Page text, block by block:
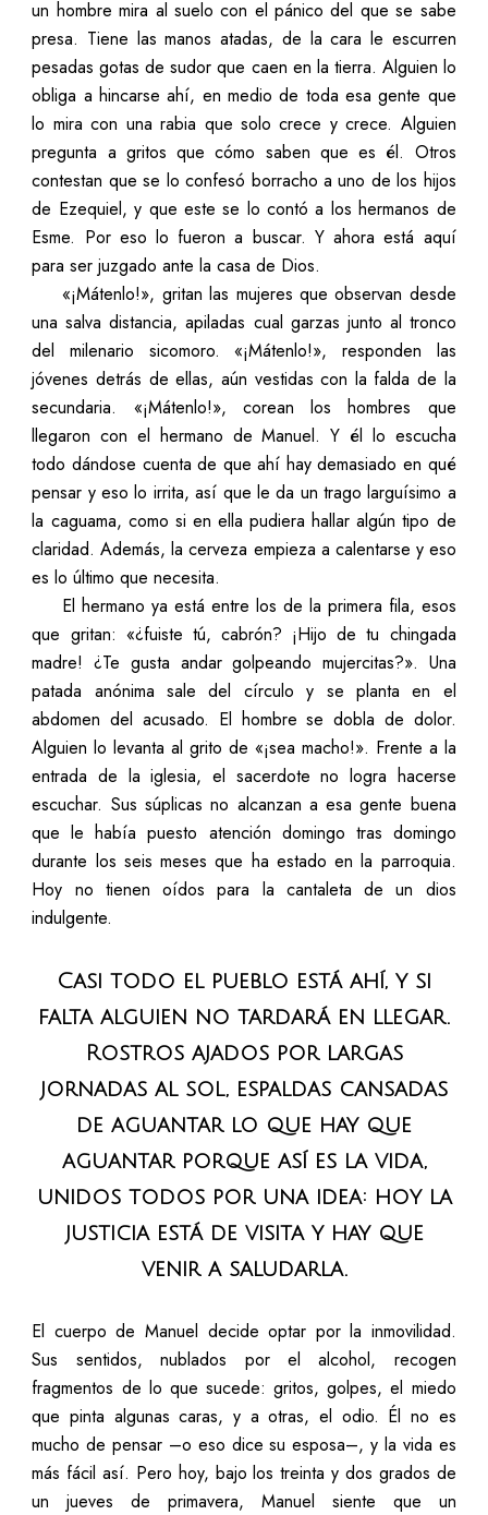
un hombre mira al suelo con el pánico del que se sabe
presa. Tiene las manos atadas, de la cara le escurren
pesadas gotas de sudor que caen en la tierra. Alguien lo
obliga a hincarse ahí, en medio de toda esa gente que
lo mira con una rabia que solo crece y crece. Alguien
pregunta a gritos que cómo saben que es él. Otros
contestan que se lo confesó borracho a uno de los hijos
de Ezequiel, y que este se lo contó a los hermanos de
Esme. Por eso lo fueron a buscar. Y ahora está aquí
para ser juzgado ante la casa de Dios.
«¡Mátenlo!», gritan las mujeres que observan desde
una salva distancia, apiladas cual garzas junto al tronco
del milenario sicomoro. «¡Mátenlo!», responden las
jóvenes detrás de ellas, aún vestidas con la falda de la
secundaria. «¡Mátenlo!», corean los hombres que
llegaron con el hermano de Manuel. Y él lo escucha
todo dándose cuenta de que ahí hay demasiado en qué
pensar y eso lo irrita, así que le da un trago larguísimo a
la caguama, como si en ella pudiera hallar algún tipo de
claridad. Además, la cerveza empieza a calentarse y eso
es lo último que necesita.
El hermano ya está entre los de la primera fila, esos
que gritan: «¿fuiste tú, cabrón? ¡Hijo de tu chingada
madre! ¿Te gusta andar golpeando mujercitas?». Una
patada anónima sale del círculo y se planta en el
abdomen del acusado. El hombre se dobla de dolor.
Alguien lo levanta al grito de «¡sea macho!». Frente a la
entrada de la iglesia, el sacerdote no logra hacerse
escuchar. Sus súplicas no alcanzan a esa gente buena
que le había puesto atención domingo tras domingo
durante los seis meses que ha estado en la parroquia.
Hoy no tienen oídos para la cantaleta de un dios
indulgente.
Casi todo el pueblo está ahí, y si
falta alguien no tardará en llegar.
Rostros ajados por largas
jornadas al sol, espaldas cansadas
de aguantar lo que hay que
aguantar porque así es la vida,
unidos todos por una idea: hoy la
justicia está de visita y hay que
venir a saludarla.
El cuerpo de Manuel decide optar por la inmovilidad.
Sus sentidos, nublados por el alcohol, recogen
fragmentos de lo que sucede: gritos, golpes, el miedo
que pinta algunas caras, y a otras, el odio. Él no es
mucho de pensar –o eso dice su esposa–, y la vida es
más fácil así. Pero hoy, bajo los treinta y dos grados de
un jueves de primavera, Manuel siente que un